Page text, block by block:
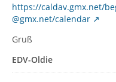
https://caldav.gmx.net/
@gmx.net/calendar
Gruß
EDV-Oldie